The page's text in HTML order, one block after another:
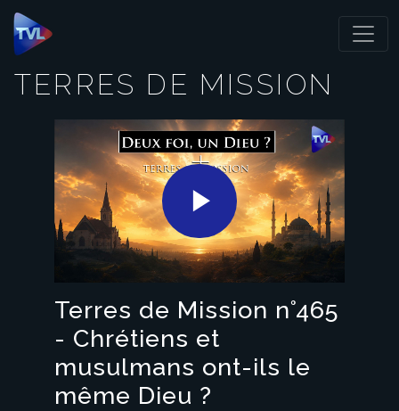
Panneau de gestion des cookies
TERRES DE MISSION
Play
Video
Terres de Mission n°465
- Chrétiens et
musulmans ont-ils le
même Dieu ?